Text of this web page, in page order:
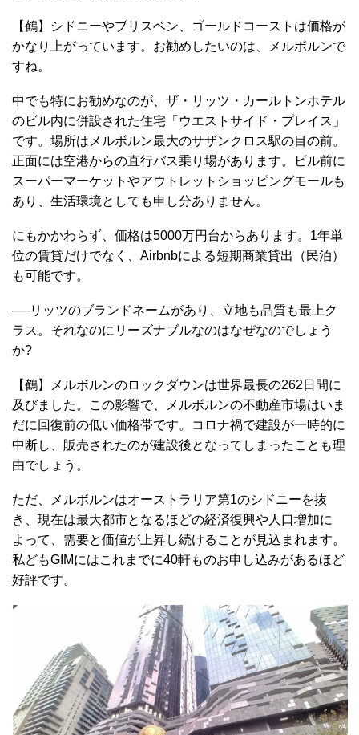
【鶴】シドニーやブリスベン、ゴールドコーストは価格が
かなり上がっています。お勧めしたいのは、メルボルンで
すね。
中でも特にお勧めなのが、ザ・リッツ・カールトンホテル
のビル内に併設された住宅「ウエストサイド・プレイス」
です。場所はメルボルン最大のサザンクロス駅の目の前。
正面には空港からの直行バス乗り場があります。ビル前に
スーパーマーケットやアウトレットショッピングモールも
あり、生活環境としても申し分ありません。
にもかかわらず、価格は5000万円台からあります。1年単
位の賃貸だけでなく、Airbnbによる短期商業貸出（民泊）
も可能です。
──リッツのブランドネームがあり、立地も品質も最上ク
ラス。それなのにリーズナブルなのはなぜなのでしょう
か?
【鶴】メルボルンのロックダウンは世界最長の262日間に
及びました。この影響で、メルボルンの不動産市場はいま
だに回復前の低い価格帯です。コロナ禍で建設が一時的に
中断し、販売されたのが建設後となってしまったことも理
由でしょう。
ただ、メルボルンはオーストラリア第1のシドニーを抜
き、現在は最大都市となるほどの経済復興や人口増加に
よって、需要と価値が上昇し続けることが見込まれます。
私どもGIMにはこれまでに40軒ものお申し込みがあるほど
好評です。